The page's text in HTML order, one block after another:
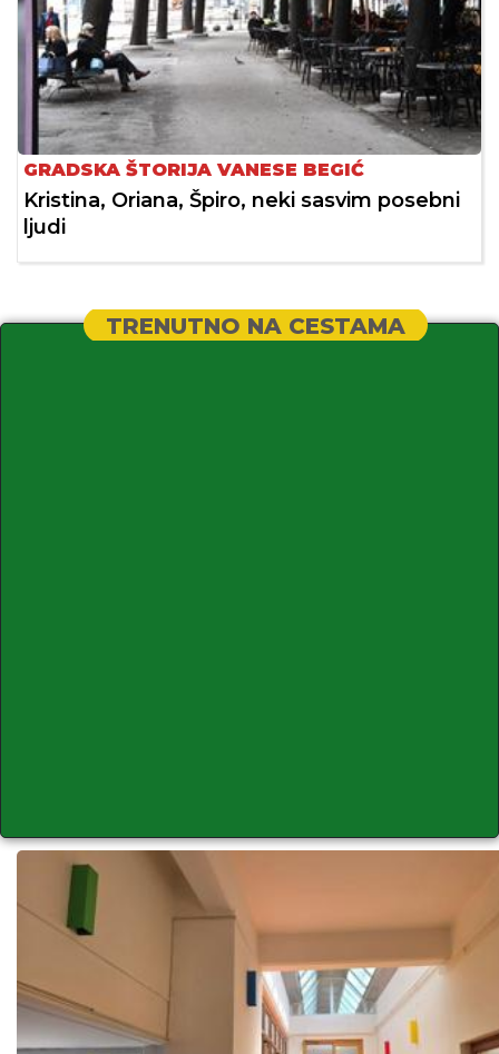
GRADSKA ŠTORIJA VANESE BEGIĆ
Kristina, Oriana, Špiro, neki sasvim posebni
ljudi
TRENUTNO NA CESTAMA